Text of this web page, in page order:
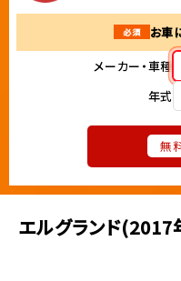
必須
お車
メーカー・車種
年式
無
エルグランド